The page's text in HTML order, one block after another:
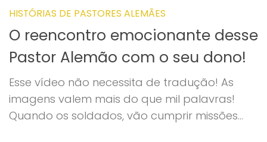
HISTÓRIAS DE PASTORES ALEMÃES
O reencontro emocionante desse
Pastor Alemão com o seu dono!
Esse vídeo não necessita de tradução! As
imagens valem mais do que mil palavras!
Quando os soldados, vão cumprir missões...